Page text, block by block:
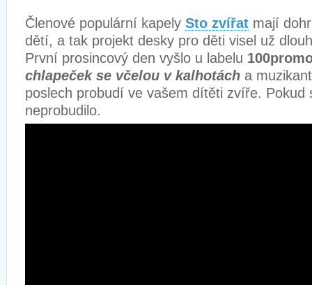
Členové populární kapely Sto zvířat mají
dětí, a tak projekt desky pro děti visel už
První prosincový den vyšlo u labelu
chlapeček se včelou v kalhotách a
poslech probudí ve vašem dítěti zvíře. Pokud
neprobudilo.